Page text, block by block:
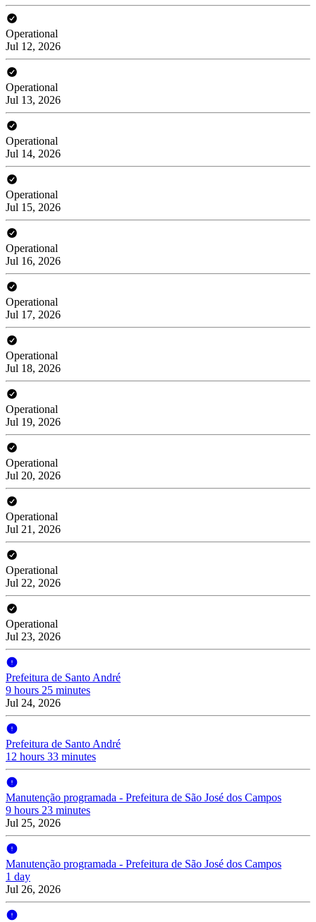
Operational
Jul 12, 2026
Operational
Jul 13, 2026
Operational
Jul 14, 2026
Operational
Jul 15, 2026
Operational
Jul 16, 2026
Operational
Jul 17, 2026
Operational
Jul 18, 2026
Operational
Jul 19, 2026
Operational
Jul 20, 2026
Operational
Jul 21, 2026
Operational
Jul 22, 2026
Operational
Jul 23, 2026
Prefeitura de Santo André
9 hours 25 minutes
Jul 24, 2026
Prefeitura de Santo André
12 hours 33 minutes
Manutenção programada - Prefeitura de São José dos Campos
9 hours 23 minutes
Jul 25, 2026
Manutenção programada - Prefeitura de São José dos Campos
1 day
Jul 26, 2026